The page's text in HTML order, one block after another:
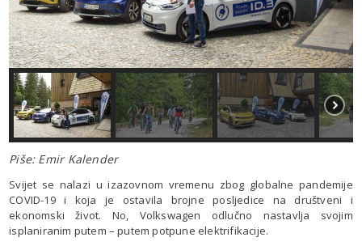
Piše: Emir Kalender
Svijet se nalazi u izazovnom vremenu zbog globalne pandemije
COVID-19 i koja je ostavila brojne posljedice na društveni i
ekonomski život. No, Volkswagen odlučno nastavlja svojim
isplaniranim putem – putem potpune elektrifikacije.